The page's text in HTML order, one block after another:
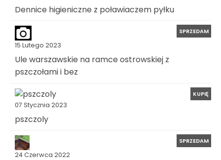
Dennice higieniczne z poławiaczem pyłku
15 Lutego 2023
SPRZEDAM
Ule warszawskie na ramce ostrowskiej z
pszczołami i bez
07 Stycznia 2023
KUPIĘ
pszczoly
24 Czerwca 2022
SPRZEDAM